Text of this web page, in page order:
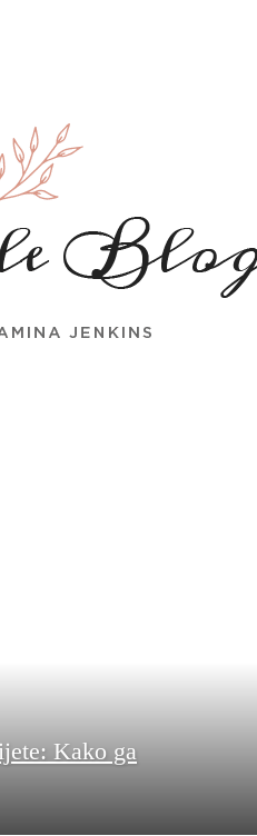
Kako ga